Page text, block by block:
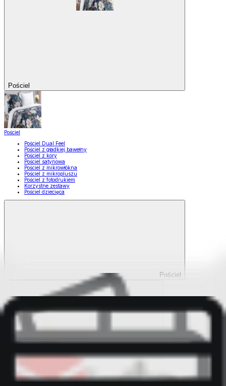
Pościel
Pościel
Pościel Dual Feel
Pościel z gładkiej bawełny
Pościel z kory
Pościel satynowa
Pościel z mikrowłókna
Pościel z mikropluszu
Pościel z fotodrukiem
Korzystne zestawy
Pościel dziecięca
Pościel